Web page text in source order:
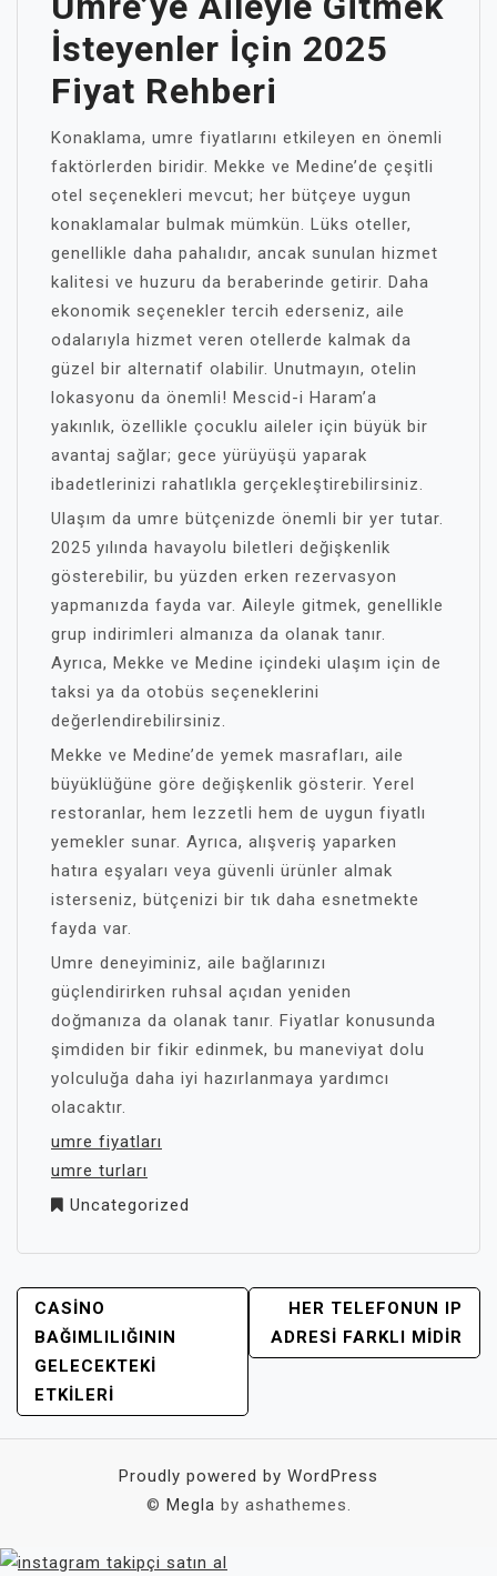
İsteyenler İçin 2025
Fiyat Rehberi
Konaklama, umre fiyatlarını etkileyen en önemli
faktörlerden biridir. Mekke ve Medine’de çeşitli
otel seçenekleri mevcut; her bütçeye uygun
konaklamalar bulmak mümkün. Lüks oteller,
genellikle daha pahalıdır, ancak sunulan hizmet
kalitesi ve huzuru da beraberinde getirir. Daha
ekonomik seçenekler tercih ederseniz, aile
odalarıyla hizmet veren otellerde kalmak da
güzel bir alternatif olabilir. Unutmayın, otelin
lokasyonu da önemli! Mescid-i Haram’a
yakınlık, özellikle çocuklu aileler için büyük bir
avantaj sağlar; gece yürüyüşü yaparak
ibadetlerinizi rahatlıkla gerçekleştirebilirsiniz.
Ulaşım da umre bütçenizde önemli bir yer tutar.
2025 yılında havayolu biletleri değişkenlik
gösterebilir, bu yüzden erken rezervasyon
yapmanızda fayda var. Aileyle gitmek, genellikle
grup indirimleri almanıza da olanak tanır.
Ayrıca, Mekke ve Medine içindeki ulaşım için de
taksi ya da otobüs seçeneklerini
değerlendirebilirsiniz.
Mekke ve Medine’de yemek masrafları, aile
büyüklüğüne göre değişkenlik gösterir. Yerel
restoranlar, hem lezzetli hem de uygun fiyatlı
yemekler sunar. Ayrıca, alışveriş yaparken
hatıra eşyaları veya güvenli ürünler almak
isterseniz, bütçenizi bir tık daha esnetmekte
fayda var.
Umre deneyiminiz, aile bağlarınızı
güçlendirirken ruhsal açıdan yeniden
doğmanıza da olanak tanır. Fiyatlar konusunda
şimdiden bir fikir edinmek, bu maneviyat dolu
yolculuğa daha iyi hazırlanmaya yardımcı
olacaktır.
umre fiyatları
umre turları
Uncategorized
YAZI
GEZINMESI
CASINO
BAĞIMLILIĞININ
GELECEKTEKI
ETKILERI
HER TELEFONUN IP
ADRESI FARKLI MIDIR
Proudly powered by WordPress
© Megla by ashathemes.